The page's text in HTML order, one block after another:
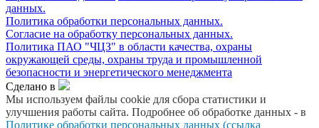
данных.
Политика обработки персональных данных.
Согласие на обработку персональных данных.
Политика ПАО "ЧЦЗ" в области качества, охраны
окружающей среды, охраны труда и промышленной
безопасности и энергетического менеджмента
Сделано в
Мы используем файлы cookie для сбора статистики и
улучшения работы сайта. Подробнее об обработке данных - в
Политике обработки персональных данных (ссылка